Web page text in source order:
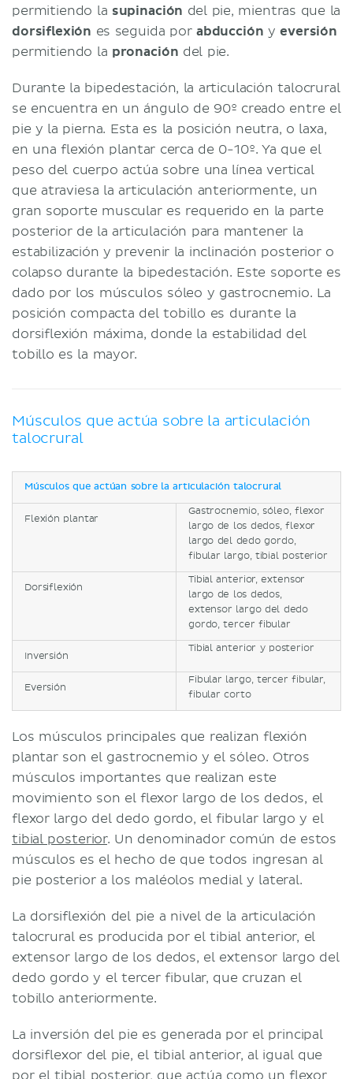
permitiendo la supinación del pie, mientras que la
dorsiflexión es seguida por abducción yeversión
permitiendo la pronación del pie.
Durante la bipedestación, la articulación talocrural
se encuentra en un ángulo de 90º creado entre el
pie y la pierna. Esta es la posición neutra, o laxa,
en una flexión plantar cerca de 0-10º. Ya que el
peso del cuerpo actúa sobre una línea vertical
que atraviesa la articulación anteriormente, un
gran soporte muscular es requerido en la parte
posterior de la articulación para mantener la
estabilización y prevenir la inclinación posterior o
colapso durante la bipedestación. Este soporte es
dado por los músculos sóleo y gastrocnemio. La
posición compacta del tobillo es durante la
dorsiflexión máxima, donde la estabilidad del
tobillo es la mayor.
Músculos que actúa sobre la articulación
talocrural
Músculos que actúan sobre la articulación talocrural
Flexión plantar
Gastrocnemio, sóleo, flexor
largo de los dedos, flexor
largo del dedo gordo,
fibular largo, tibial posterior
Dorsiflexión
Tibial anterior, extensor
largo de los dedos,
extensor largo del dedo
gordo, tercer fibular
Inversión
Tibial anterior y posterior
Eversión
Fibular largo, tercer fibular,
fibular corto
Los músculos principales que realizan flexión
plantar son el gastrocnemio y el sóleo. Otros
músculos importantes que realizan este
movimiento son el flexor largo de los dedos, el
flexor largo del dedo gordo, el fibular largo y el
tibial posterior. Un denominador común de estos
músculos es el hecho de que todos ingresan al
pie posterior a los maléolos medial y lateral.
La dorsiflexión del pie a nivel de la articulación
talocrural es producida por el tibial anterior, el
extensor largo de los dedos, el extensor largo del
dedo gordo y el tercer fibular, que cruzan el
tobillo anteriormente.
La inversión del pie es generada por el principal
dorsiflexor del pie, el tibial anterior, al igual que
por el tibial posterior, que actúa como un flexor